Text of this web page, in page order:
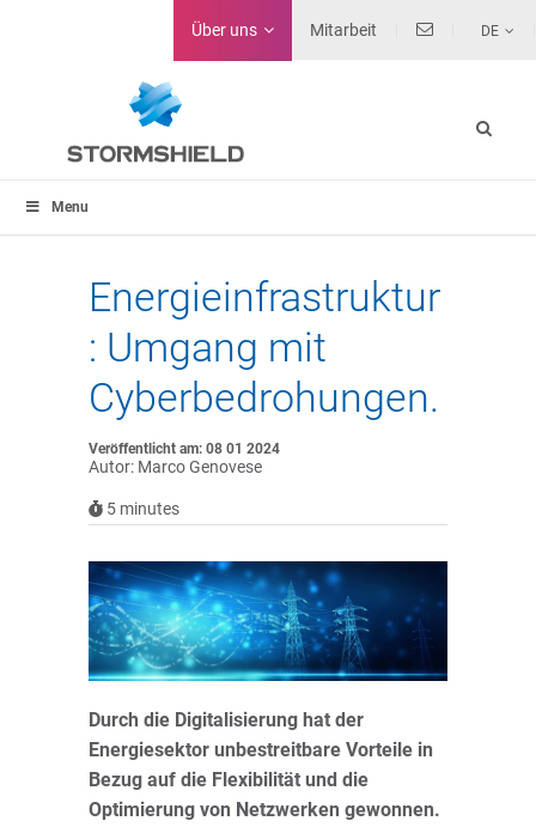
Über uns Mitarbeit DE
Menu
Energieinfrastruktur
: Umgang mit
Cyberbedrohungen.
Veröffentlicht am: 08 01 2024
Autor: Marco Genovese
5 minutes
Durch die Digitalisierung hat der
Energiesektor unbestreitbare Vorteile in
Bezug auf die Flexibilität und die
Optimierung von Netzwerken gewonnen.